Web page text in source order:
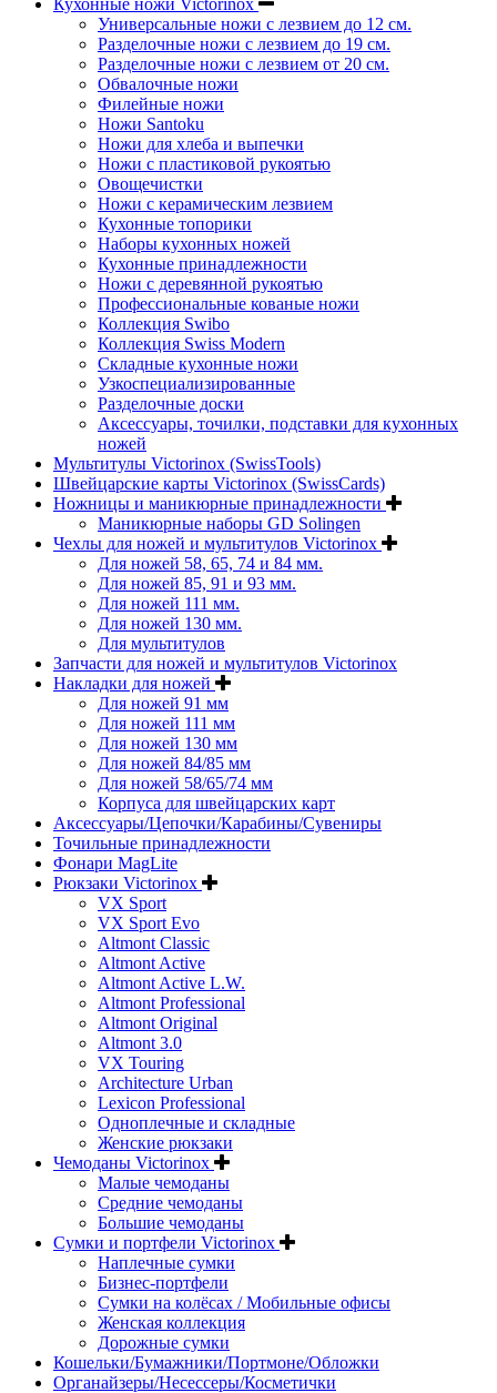
Универсальные ножи с лезвием до 12 см.
Разделочные ножи с лезвием до 19 см.
Разделочные ножи с лезвием от 20 см.
Обвалочные ножи
Филейные ножи
Ножи Santoku
Ножи для хлеба и выпечки
Ножи с пластиковой рукоятью
Овощечистки
Ножи с керамическим лезвием
Кухонные топорики
Наборы кухонных ножей
Кухонные принадлежности
Ножи с деревянной рукоятью
Профессиональные кованые ножи
Коллекция Swibo
Коллекция Swiss Modern
Складные кухонные ножи
Узкоспециализированные
Разделочные доски
Аксессуары, точилки, подставки для кухонных
ножей
Мультитулы Victorinox (SwissTools)
Швейцарские карты Victorinox (SwissCards)
Ножницы и маникюрные принадлежности
Маникюрные наборы GD Solingen
Чехлы для ножей и мультитулов Victorinox
Для ножей 58, 65, 74 и 84 мм.
Для ножей 85, 91 и 93 мм.
Для ножей 111 мм.
Для ножей 130 мм.
Для мультитулов
Запчасти для ножей и мультитулов Victorinox
Накладки для ножей
Для ножей 91 мм
Для ножей 111 мм
Для ножей 130 мм
Для ножей 84/85 мм
Для ножей 58/65/74 мм
Корпуса для швейцарских карт
Аксессуары/Цепочки/Карабины/Сувениры
Точильные принадлежности
Фонари MagLite
Рюкзаки Victorinox
VX Sport
VX Sport Evo
Altmont Classic
Altmont Active
Altmont Active L.W.
Altmont Professional
Altmont Original
Altmont 3.0
VX Touring
Architecture Urban
Lexicon Professional
Одноплечные и складные
Женские рюкзаки
Чемоданы Victorinox
Малые чемоданы
Средние чемоданы
Большие чемоданы
Сумки и портфели Victorinox
Наплечные сумки
Бизнес-портфели
Сумки на колёсах / Мобильные офисы
Женская коллекция
Дорожные сумки
Кошельки/Бумажники/Портмоне/Обложки
Органайзеры/Несессеры/Косметички